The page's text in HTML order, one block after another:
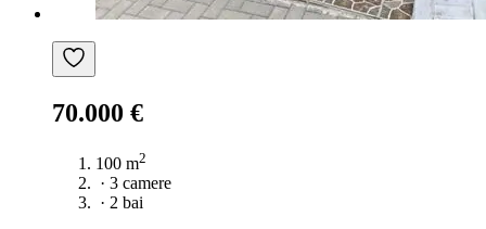
70.000 €
100 m2
· 3 camere
· 2 bai